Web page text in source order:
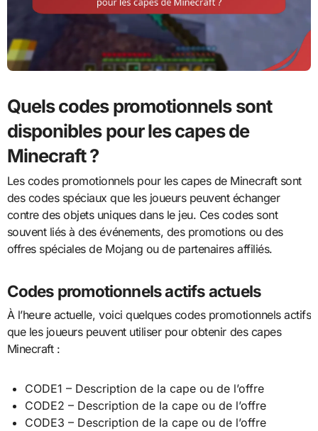
Quels codes promotionnels sont
disponibles pour les capes de
Minecraft ?
Les codes promotionnels pour les capes de Minecraft sont
des codes spéciaux que les joueurs peuvent échanger
contre des objets uniques dans le jeu. Ces codes sont
souvent liés à des événements, des promotions ou des
offres spéciales de Mojang ou de partenaires affiliés.
Codes promotionnels actifs actuels
À l’heure actuelle, voici quelques codes promotionnels actifs
que les joueurs peuvent utiliser pour obtenir des capes
Minecraft :
CODE1 – Description de la cape ou de l’offre
CODE2 – Description de la cape ou de l’offre
CODE3 – Description de la cape ou de l’offre